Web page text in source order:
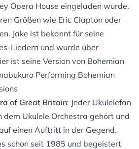
Opera House eingeladen wurde.
Größen wie Eric Clapton oder
Jake ist bekannt für seine
Liedern und wurde über
ist seine Version von Bohemian
Performing Bohemian
of Great Britain: Jeder Ukulelefan
dem Ukulele Orchestra gehört und
einen Auftritt in der Gegend.
schon seit 1985 und begeistert